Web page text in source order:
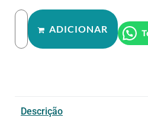
ADICIONAR
Descrição